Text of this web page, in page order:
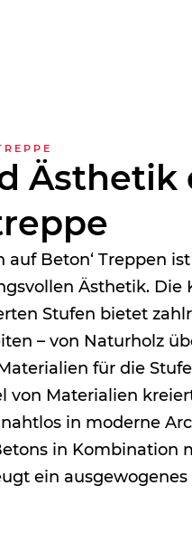
Ästhetik
auf Beton‘ Treppen
Ästhetik. Die
Stufen bietet
– von Naturholz
für die
von Materialien
in moderne
in Kombination
ein